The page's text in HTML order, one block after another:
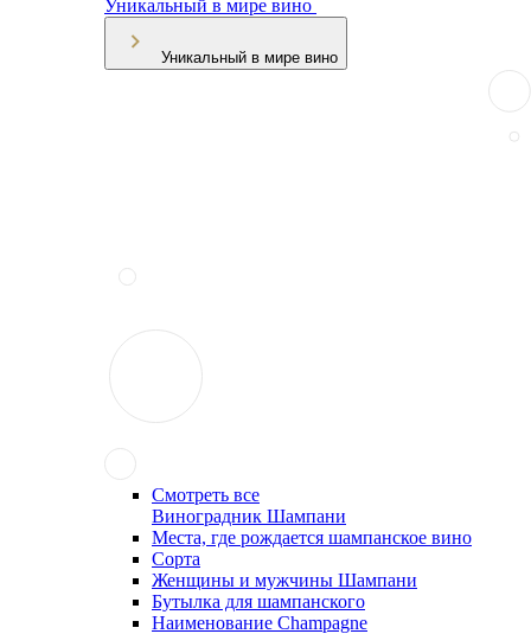
Уникальный в мире вино
Уникальный в мире вино
Смотреть все
Виноградник Шампани
Места, где рождается шампанское вино
Сорта
Женщины и мужчины Шампани
Бутылка для шампанского
Наименование Champagne